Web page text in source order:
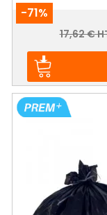
-71%
Prix
Prix
17,62 €